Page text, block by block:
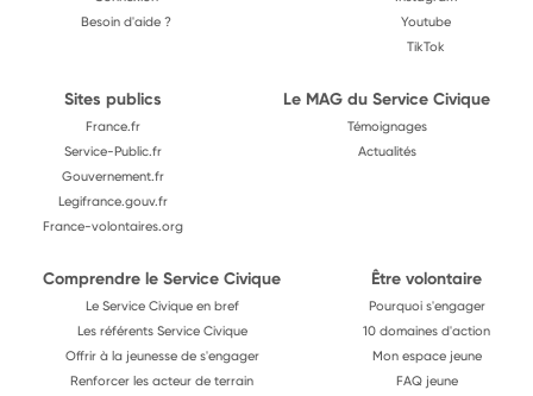
Besoin d'aide ?
Youtube
TikTok
Sites publics
France.fr
Service-Public.fr
Gouvernement.fr
Legifrance.gouv.fr
France-volontaires.org
Le MAG du Service Civique
Témoignages
Actualités
Comprendre le Service Civique
Le Service Civique en bref
Les référents Service Civique
Offrir à la jeunesse de s'engager
Renforcer les acteur de terrain
Être volontaire
Pourquoi s'engager
10 domaines d'action
Mon espace jeune
FAQ jeune